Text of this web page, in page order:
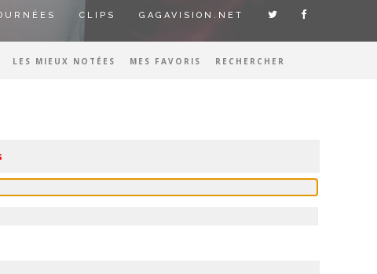
CLIPS GAGAVISION.NET
LES MIEUX NOTÉES MES FAVORIS RECHERCHER